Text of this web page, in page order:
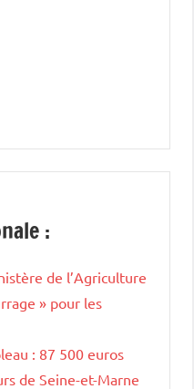
:
de l’Agriculture
» pour les
: 87 500 euros
de Seine-et-Marne